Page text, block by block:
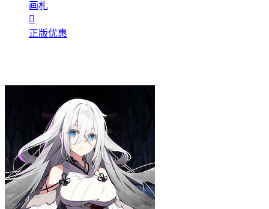
画札

正版优惠